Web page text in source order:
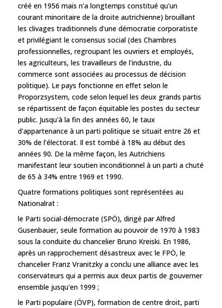
créé en 1956 mais n'a longtemps constitué qu'un
courant minoritaire de la droite autrichienne) brouillant
les clivages traditionnels d'une démocratie corporatiste
et privilégiant le consensus social (des Chambres
professionnelles, regroupant les ouvriers et employés,
les agriculteurs, les travailleurs de l'industrie, du
commerce sont associées au processus de décision
politique). Le pays fonctionne en effet selon le
Proporzsystem, code selon lequel les deux grands partis
se répartissent de façon équitable les postes du secteur
public. Jusqu'à la fin des années 60, le taux
d'appartenance à un parti politique se situait entre 26 et
30% de l'électorat. Il est tombé à 18% au début des
années 90. De la même façon, les Autrichiens
manifestant leur soutien inconditionnel à un parti a chuté
de 65 à 34% entre 1969 et 1990.
Quatre formations politiques sont représentées au
Nationalrat :
le Parti social-démocrate (SPÖ), dirigé par Alfred
Gusenbauer, seule formation au pouvoir de 1970 à 1983
sous la conduite du chancelier Bruno Kreiski. En 1986,
après un rapprochement désastreux avec le FPÖ, le
chancelier Franz Vranitzky a conclu une alliance avec les
conservateurs qui a permis aux deux partis de gouverner
ensemble jusqu'en 1999 ;
le Parti populaire (ÖVP), formation de centre droit, parti